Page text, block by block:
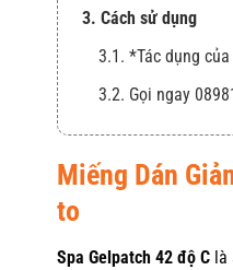
3. Cách sử dụng
3.1. *Tác dụng
3.2. Gọi ngay
Miếng Dán
to
Spa Gelpatch 42 độ C là